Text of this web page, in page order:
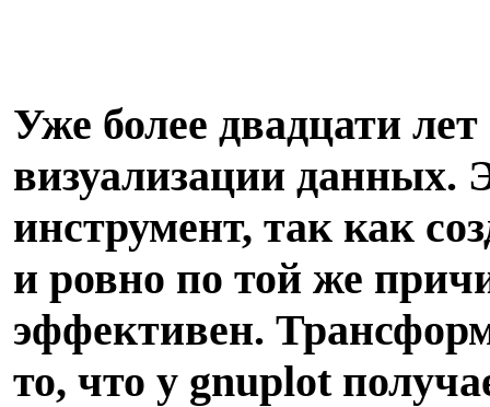
Уже более двадцати
визуализации данных.
инструмент, так как
и ровно по той же
эффективен.
то, что у gnuplot